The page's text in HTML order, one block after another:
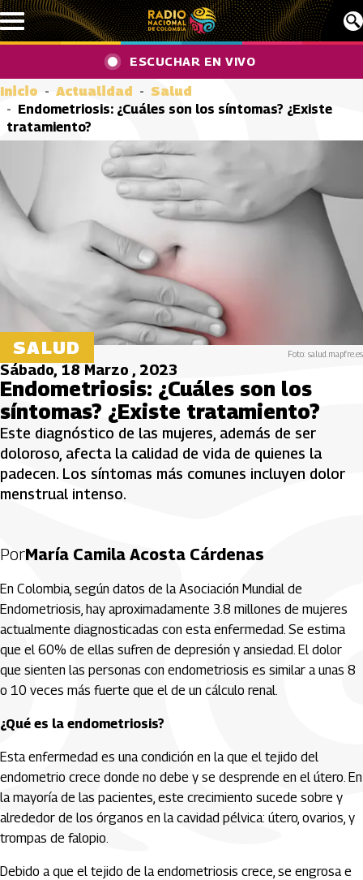
Pasar al contenido principal
ESCUCHAR EN VIVO
Inicio Actualidad
Salud
Endometriosis: ¿Cuáles son los síntomas? ¿Existe
tratamiento?
SALUD Foto: salud.mapfre.es
Sábado, 18 Marzo , 2023
Endometriosis: ¿Cuáles son los
síntomas? ¿Existe tratamiento?
Este diagnóstico de las mujeres, además de ser
doloroso, afecta la calidad de vida de quienes la
padecen. Los síntomas más comunes incluyen dolor
menstrual intenso.
PorMaría Camila Acosta Cárdenas
En Colombia, según datos de la Asociación Mundial de
Endometriosis, hay aproximadamente 3.8 millones de mujeres
actualmente diagnosticadas con esta enfermedad. Se estima
que el 60% de ellas sufren de depresión y ansiedad. El dolor
que sienten las personas con endometriosis es similar a unas 8
o 10 veces más fuerte que el de un cálculo renal.
¿Qué es la endometriosis?
Esta enfermedad es una condición en la que el tejido del
endometrio crece donde no debe y se desprende en el útero. En
la mayoría de las pacientes, este crecimiento sucede sobre y
alrededor de los órganos en la cavidad pélvica: útero, ovarios, y
trompas de falopio.
Debido a que el tejido de la endometriosis crece, se engrosa e